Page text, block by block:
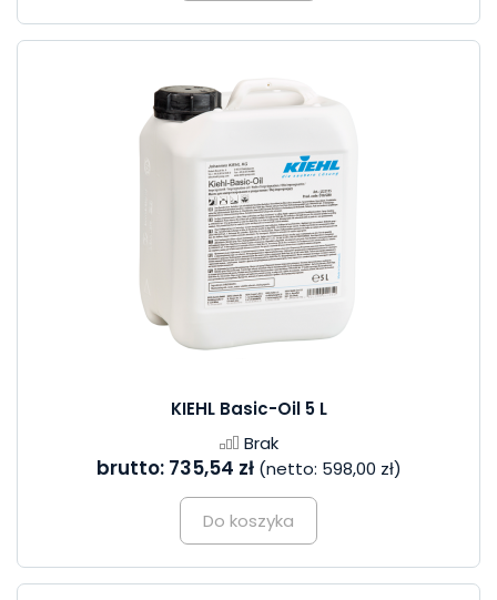
KIEHL Basic-Oil 5 L
Brak
brutto: 735,54 zł (netto: 598,00 zł)
Do koszyka